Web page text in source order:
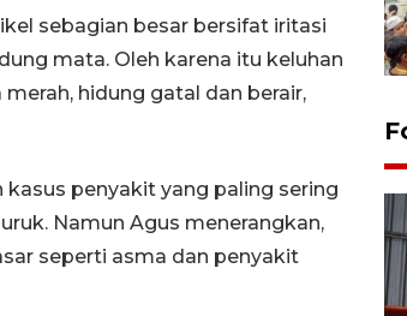
sebagian besar bersifat iritasi
mata. Oleh karena itu keluhan
hidung gatal dan berair,
kasus penyakit yang paling sering
Namun Agus menerangkan,
seperti asma dan penyakit